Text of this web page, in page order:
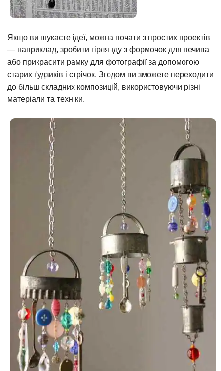
Якщо ви шукаєте ідеї, можна почати з простих проектів
— наприклад, зробити гірлянду з формочок для печива
або прикрасити рамку для фотографії за допомогою
старих ґудзиків і стрічок. Згодом ви зможете переходити
до більш складних композицій, використовуючи різні
матеріали та техніки.